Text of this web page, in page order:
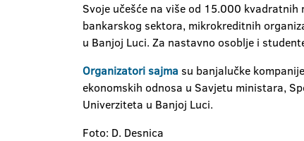
Svoje učešće na više od 15.000
bankarskog sektora, mikrokreditnih
u Banjoj Luci. Za nastavno osoblje i
Organizatori sajma su banjalučke
ekonomskih odnosa u Savjetu ministara,
Univerziteta u Banjoj Luci.
Foto: D. Desnica